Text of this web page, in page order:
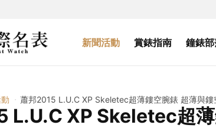
新聞活動 賞錶指南 鐘錶
蕭邦2015 L.U.C XP Skeletec超薄鏤空腕錶 超薄與鏤
L.U.C XP Skeletec超